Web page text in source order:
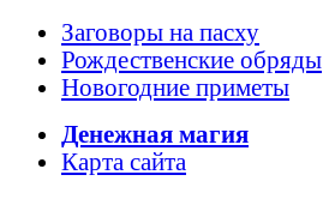
Заговоры на пасху
Рождественские обряды
Новогодние приметы
Денежная магия
Карта сайта